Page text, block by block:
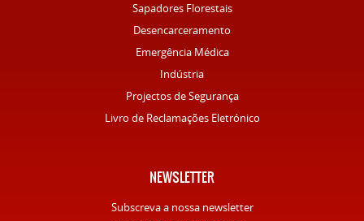
Sapadores Florestais
Desencarceramento
Emergência Médica
Indústria
Projectos de Segurança
Livro de Reclamações Eletrónico
NEWSLETTER
Subscreva a nossa newsletter